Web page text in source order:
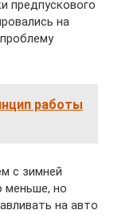
предпускового
на
работы
с зимней
меньше, но
на авто